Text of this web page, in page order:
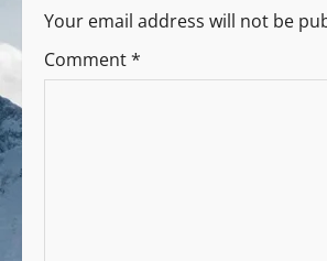
Your email address will not be
Comment*